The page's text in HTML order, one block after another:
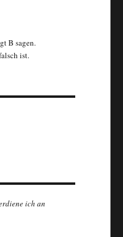
B sagen.
ist.
ich an